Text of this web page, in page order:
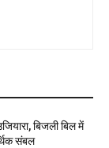
बिजली बिल में
संबल